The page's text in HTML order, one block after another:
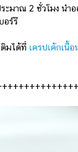
ะมาณ 2 ชั่วโมง นำ
อร์รี
มได้ที่ เครปเค้กเนื้